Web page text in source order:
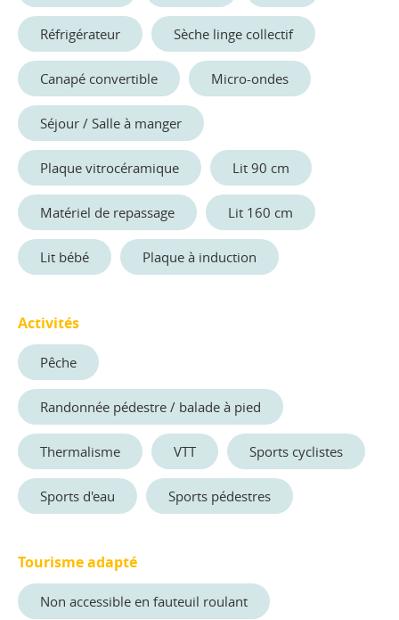
Réfrigérateur Sèche linge collectif
Canapé convertible Micro-ondes
Séjour / Salle à manger
Plaque vitrocéramique Lit 90 cm
Matériel de repassage Lit 160 cm
Lit bébé Plaque à induction
Activités
Pêche
Randonnée pédestre / balade à pied
Thermalisme VTT Sports cyclistes
Sports d'eau Sports pédestres
Tourisme adapté
Non accessible en fauteuil roulant